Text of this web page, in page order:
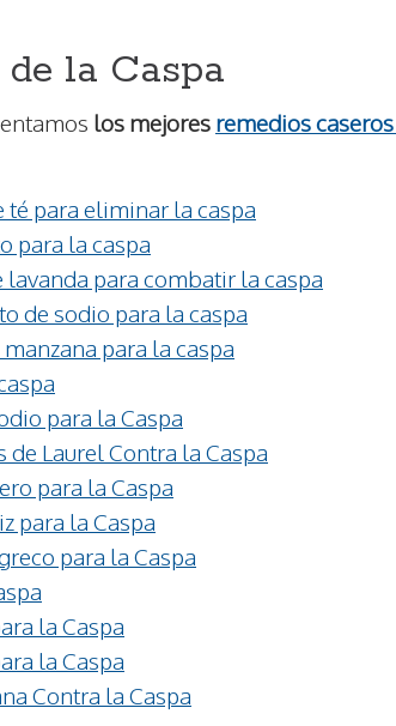
la Caspa
los mejores remedios
té para eliminar la caspa
para la caspa
lavanda para combatir la caspa
de sodio para la caspa
para la caspa
para la Caspa
de Laurel Contra la Caspa
para la Caspa
para la Caspa
para la Caspa
la Caspa
la Caspa
Contra la Caspa